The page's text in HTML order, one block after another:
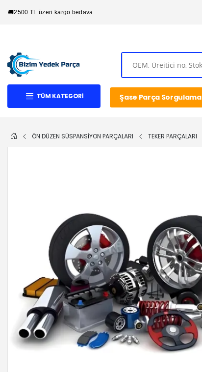
🚚2500 TL üzeri kargo bedava
TÜM KATEGORI Şase Parça Sorgulama
ÖN DÜZEN SÜSPANSİYON PARÇALARI TEKER PARÇALARI